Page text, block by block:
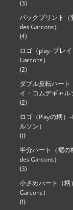
(3)
バックプリント（
des Garcons）
(4)
ロゴ（play-プレ
Garcons）
(2)
ダブル反転ハート
イ・コムデギャル
(2)
ロゴ（Playの柄）
ルソン）
(1)
半分ハート（裾の
des Garcons）
(3)
小さめハート（柄
Garcons）
(1)